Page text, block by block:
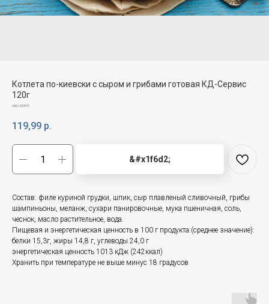
Котлета по-киевски с сыром и грибами готовая КД-Сервис
120г
SKU:20318
119,99 р.
&#x1f6d2;
Состав: филе куриной грудки, шпик, сыр плавленый сливочный, грибы
шампиньоны, меланж, сухари панировочные, мука пшеничная, соль,
чеснок, масло растительное, вода.
Пищевая и энергетическая ценность в 100 г продукта:(среднее значение):
белки 15,3г, жиры 14,8 г, углеводы 24,0 г
энергетическая ценность 1013 кДж (242ккал)
Хранить при температуре не выше минус 18 градусов